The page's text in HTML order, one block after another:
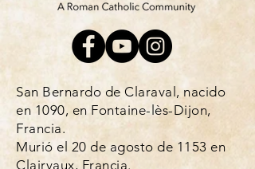
San Bernardo de Claraval, nacido
en 1090, en Fontaine-lès-Dijon,
Francia.
Murió el 20 de agosto de 1153 en
Clairvaux, Francia.